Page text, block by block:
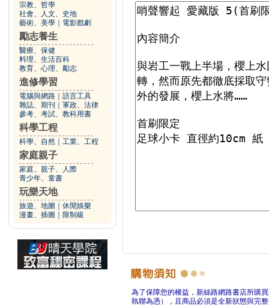
宗教、哲學
社會、人文、史地
藝術、美學
電影戲劇
勵志養生
醫療、保健
料理、生活百科
教育、心理、勵志
進修學習
電腦與網路
語言工具
雜誌、期刊
軍政、法律
參考、考試、教科用書
科學工程
科學、自然 工業、工程
家庭親子
家庭、親子、人際
青少年、童書
玩樂天地
旅遊、地圖
休閒娛樂
漫畫、插圖
限制級
為了保障您的權益，新絲路網路書店所購
執聯為憑），且商品必須是全新狀態與完